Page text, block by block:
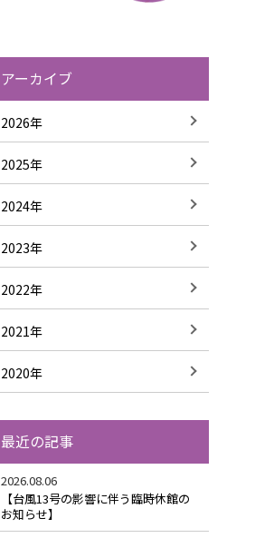
アーカイブ
2026年
2025年
2024年
2023年
2022年
2021年
2020年
最近の記事
2026.08.06
【台風13号の影響に伴う臨時休館の
お知らせ】